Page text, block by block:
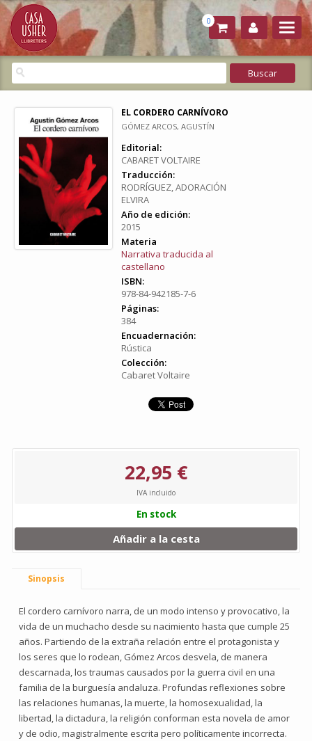
0
EL CORDERO CARNÍVORO
GÓMEZ ARCOS, AGUSTÍN
Editorial:
CABARET VOLTAIRE
Traducción:
RODRÍGUEZ, ADORACIÓN
ELVIRA
Año de edición:
2015
Materia
Narrativa traducida al
castellano
ISBN:
978-84-942185-7-6
Páginas:
384
Encuadernación:
Rústica
Colección:
Cabaret Voltaire
22,95 €
IVA incluido
En stock
Añadir a la cesta
Sinopsis
El cordero carnívoro narra, de un modo intenso y provocativo, la
vida de un muchacho desde su nacimiento hasta que cumple 25
años. Partiendo de la extraña relación entre el protagonista y
los seres que lo rodean, Gómez Arcos desvela, de manera
descarnada, los traumas causados por la guerra civil en una
familia de la burguesía andaluza. Profundas reflexiones sobre
las relaciones humanas, la muerte, la homosexualidad, la
libertad, la dictadura, la religión conforman esta novela de amor
y de odio, magistralmente escrita pero políticamente incorrecta.